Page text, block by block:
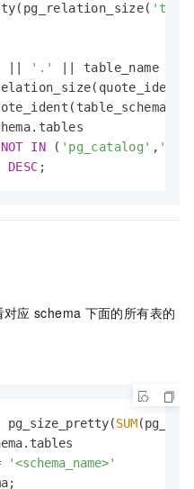
'.' table_name
NOT IN ( 'pg_catalog' ,
DESC ;
对应 schema 下面的所有表的
pg_size_pretty(SUM
'<schema_name>'